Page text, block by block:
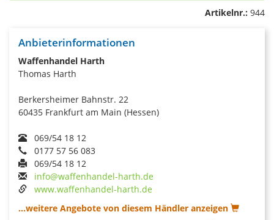
Artikelnr.: 944
Anbieterinformationen
Waffenhandel Harth
Thomas Harth
Berkersheimer Bahnstr. 22
60435 Frankfurt am Main (Hessen)
069/54 18 12
0177 57 56 083
069/54 18 12
info@waffenhandel-harth.de
www.waffenhandel-harth.de
...weitere Angebote von diesem Händler anzeigen